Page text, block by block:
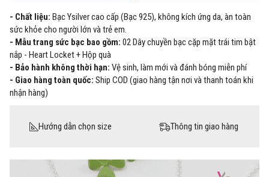
- Chất liệu: Bạc Ysilver cao cấp (Bạc 925), không kích ứng da, àn toàn
sức khỏe cho người lớn và trẻ em.
- Mẫu trang sức bạc bao gồm: 02 Dây chuyền bạc cặp mặt trái tim bật
nắp - Heart Locket + Hộp quà
- Bảo hành không thời hạn: Vệ sinh, làm mới và đánh bóng miễn phí
- Giao hàng toàn quốc: Ship COD (giao hàng tận nơi và thanh toán khi
nhận hàng)
Hướng dẫn chọn size Thông tin giao hàng